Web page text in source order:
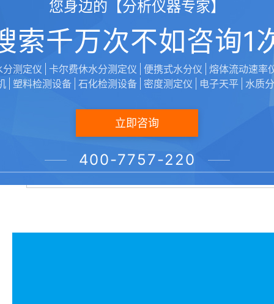
*
*
*
您身边的【分析仪器专家】
索千万次不如咨询1
分测定仪 卡尔费休水分测定仪 便携式水分仪 熔体流动速率
塑料检测设备 石化检测设备 密度测定仪 电子天平 水质
立即咨询
400-7757-220